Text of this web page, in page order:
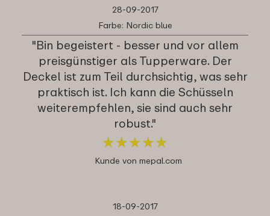
28-09-2017
Farbe: Nordic blue
"Bin begeistert - besser und vor allem
preisgünstiger als Tupperware. Der
Deckel ist zum Teil durchsichtig, was sehr
praktisch ist. Ich kann die Schüsseln
weiterempfehlen, sie sind auch sehr
robust."
★★★★★
★★★★★
Kunde von mepal.com
18-09-2017